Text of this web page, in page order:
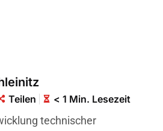
Teilen < 1 Min. Lesezeit
technischer